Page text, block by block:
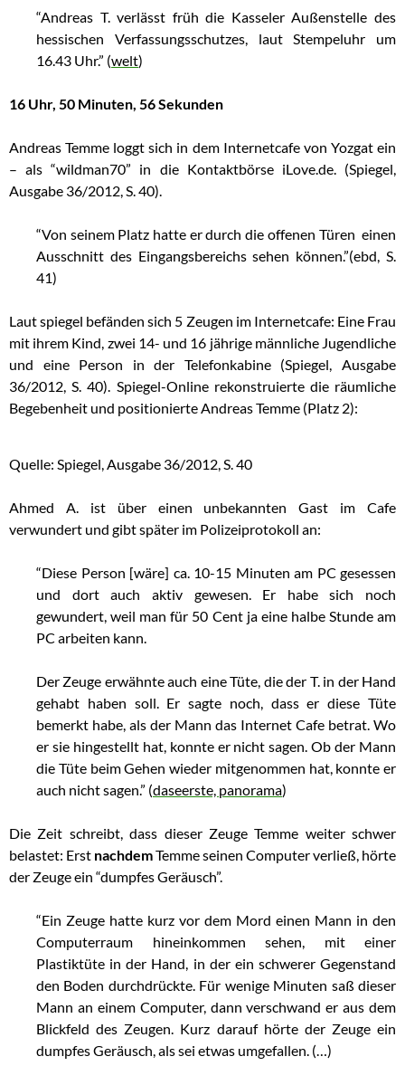
“Andreas T. verlässt früh die Kasseler Außenstelle des
hessischen Verfassungsschutzes, laut Stempeluhr um
16.43 Uhr.” (welt)
16 Uhr, 50 Minuten, 56 Sekunden
Andreas Temme loggt sich in dem Internetcafe von Yozgat ein
– als “wildman70” in die Kontaktbörse iLove.de. (Spiegel,
Ausgabe 36/2012, S. 40).
“Von seinem Platz hatte er durch die offenen Türen einen
Ausschnitt des Eingangsbereichs sehen können.”(ebd, S.
41)
Laut spiegel befänden sich 5 Zeugen im Internetcafe: Eine Frau
mit ihrem Kind, zwei 14- und 16 jährige männliche Jugendliche
und eine Person in der Telefonkabine (Spiegel, Ausgabe
36/2012, S. 40). Spiegel-Online rekonstruierte die räumliche
Begebenheit und positionierte Andreas Temme (Platz 2):
Quelle: Spiegel, Ausgabe 36/2012, S. 40
Ahmed A. ist über einen unbekannten Gast im Cafe
verwundert und gibt später im Polizeiprotokoll an:
“Diese Person [wäre] ca. 10-15 Minuten am PC gesessen
und dort auch aktiv gewesen. Er habe sich noch
gewundert, weil man für 50 Cent ja eine halbe Stunde am
PC arbeiten kann.
Der Zeuge erwähnte auch eine Tüte, die der T. in der Hand
gehabt haben soll. Er sagte noch, dass er diese Tüte
bemerkt habe, als der Mann das Internet Cafe betrat. Wo
er sie hingestellt hat, konnte er nicht sagen. Ob der Mann
die Tüte beim Gehen wieder mitgenommen hat, konnte er
auch nicht sagen.” (daseerste, panorama)
Die Zeit schreibt, dass dieser Zeuge Temme weiter schwer
belastet: Erst nachdemTemme seinen Computer verließ, hörte
der Zeuge ein “dumpfes Geräusch”.
“Ein Zeuge hatte kurz vor dem Mord einen Mann in den
Computerraum hineinkommen sehen, mit einer
Plastiktüte in der Hand, in der ein schwerer Gegenstand
den Boden durchdrückte. Für wenige Minuten saß dieser
Mann an einem Computer, dann verschwand er aus dem
Blickfeld des Zeugen. Kurz darauf hörte der Zeuge ein
dumpfes Geräusch, als sei etwas umgefallen. (…)